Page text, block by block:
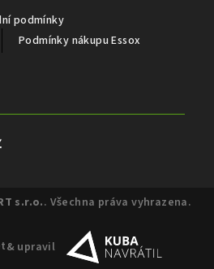
podmínky
Podmínky nákupu Essox
s.r.o.. Všechna práva vyhrazena.
& upravil